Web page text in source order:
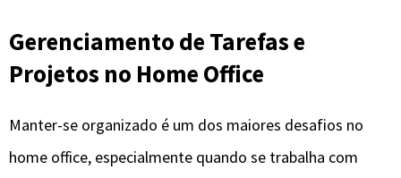
Gerenciamento de Tarefas e
Projetos no Home Office
Manter-se organizado é um dos maiores desafios no
home office, especialmente quando se trabalha com